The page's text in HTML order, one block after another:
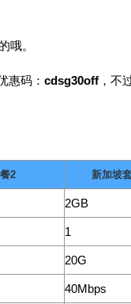
哦。
惠码： cdsg30off ，不
2 新加坡
2GB
1
20G
40Mbps